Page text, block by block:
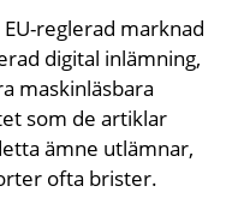
reglerad marknad
digital inlämning,
maskinläsbara
som de artiklar
ämne utlämnar,
ofta brister.